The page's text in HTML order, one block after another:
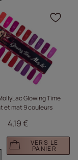
ajouter
Glowing Time
et mat 9 couleurs
4,19 €
VERS LE
PANIER